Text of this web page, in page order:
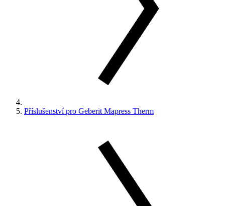
Příslušenství pro Geberit Mapress Therm